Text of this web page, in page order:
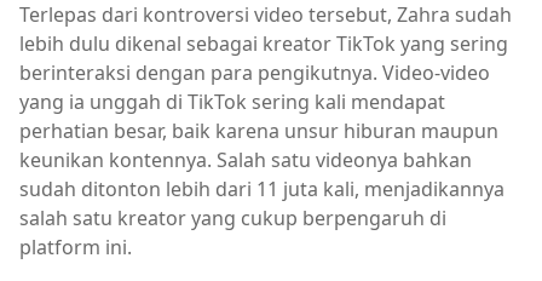
Terlepas dari kontroversi video tersebut, Zahra sudah
lebih dulu dikenal sebagai kreator TikTok yang sering
berinteraksi dengan para pengikutnya. Video-video
yang ia unggah di TikTok sering kali mendapat
perhatian besar, baik karena unsur hiburan maupun
keunikan kontennya. Salah satu videonya bahkan
sudah ditonton lebih dari 11 juta kali, menjadikannya
salah satu kreator yang cukup berpengaruh di
platform ini.